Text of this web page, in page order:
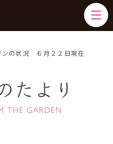
ンの状況 ６月２２日現在
たより